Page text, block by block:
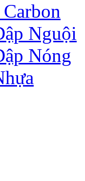
Nguội
Nóng